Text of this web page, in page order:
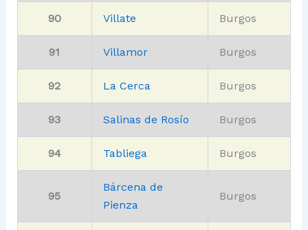
90 Villate Burgos
91 Villamor Burgos
92 La Cerca Burgos
93 Salinas de Rosío Burgos
94 Tabliega Burgos
95
Bárcena de
Pienza
Burgos